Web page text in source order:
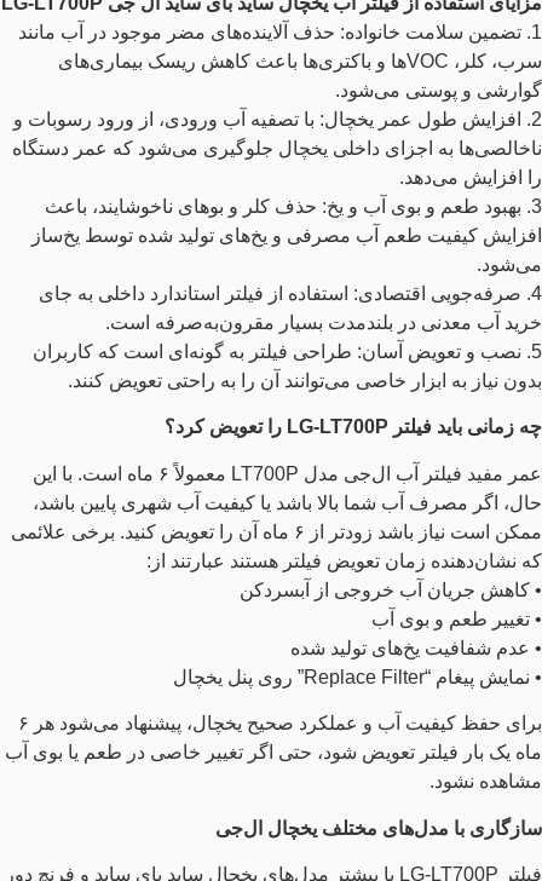
1. تضمین سلامت خانواده: حذف آلاینده‌های مضر موجود در آب مانند
سرب، کلر، VOCها و باکتری‌ها باعث کاهش ریسک بیماری‌های
گوارشی و پوستی می‌شود.
2. افزایش طول عمر یخچال: با تصفیه آب ورودی، از ورود رسوبات و
ناخالصی‌ها به اجزای داخلی یخچال جلوگیری می‌شود که عمر دستگاه
را افزایش می‌دهد.
3. بهبود طعم و بوی آب و یخ: حذف کلر و بوهای ناخوشایند، باعث
افزایش کیفیت طعم آب مصرفی و یخ‌های تولید شده توسط یخ‌ساز
می‌شود.
4. صرفه‌جویی اقتصادی: استفاده از فیلتر استاندارد داخلی به جای
خرید آب معدنی در بلندمدت بسیار مقرون‌به‌صرفه است.
5. نصب و تعویض آسان: طراحی فیلتر به گونه‌ای است که کاربران
بدون نیاز به ابزار خاصی می‌توانند آن را به راحتی تعویض کنند.
چه زمانی باید فیلتر LG-LT700P را تعویض کرد؟
عمر مفید فیلتر آب ال‌جی مدل LT700P معمولاً ۶ ماه است. با این
حال، اگر مصرف آب شما بالا باشد یا کیفیت آب شهری پایین باشد،
ممکن است نیاز باشد زودتر از ۶ ماه آن را تعویض کنید. برخی علائمی
که نشان‌دهنده زمان تعویض فیلتر هستند عبارتند از:
• کاهش جریان آب خروجی از آبسردکن
• تغییر طعم و بوی آب
• عدم شفافیت یخ‌های تولید شده
• نمایش پیغام “Replace Filter” روی پنل یخچال
برای حفظ کیفیت آب و عملکرد صحیح یخچال، پیشنهاد می‌شود هر ۶
ماه یک بار فیلتر تعویض شود، حتی اگر تغییر خاصی در طعم یا بوی آب
مشاهده نشود.
سازگاری با مدل‌های مختلف یخچال ال‌جی
فیلتر LG-LT700P با بیشتر مدل‌های یخچال ساید بای ساید و فرنچ دور